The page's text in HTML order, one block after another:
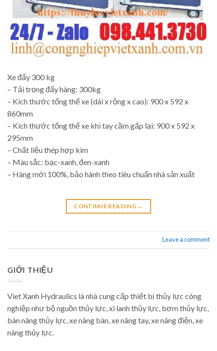
Xe đẩy 300 kg
– Tải trọng đẩy hàng: 300kg
– Kích thước tổng thể xe (dài x rộng x cao): 900 x 592 x
860mm
– Kích thước tổng thể xe khi tay cầm gấp lại: 900 x 592 x
295mm
– Chất liệu thép hợp kim
– Màu sắc: bạc-xanh, đen-xanh
– Hàng mới 100%, bảo hành theo tiêu chuẩn nhà sản xuất
CONTINUE READING →
Leave a comment
GIỚI THIỆU
Viet Xanh Hydraulics là nhà cung cấp thiết bị thủy lực công
nghiệp như bộ nguồn thủy lực, xi lanh thủy lực, bơm thủy lực,
bàn nâng thủy lực, xe nâng bàn, xe nâng tay, xe nâng điện, xe
nâng thủy lực.